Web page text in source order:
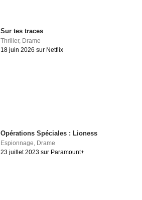
Sur tes traces
Thriller, Drame
18 juin 2026 sur Netflix
Opérations Spéciales : Lioness
Espionnage, Drame
23 juillet 2023 sur Paramount+